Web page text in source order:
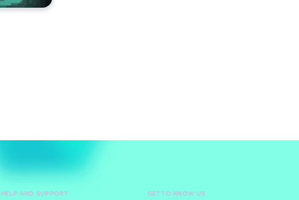
HELP AND SUPPORT GET TO KNOW US